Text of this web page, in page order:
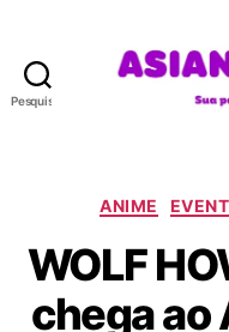
Pesquisar
ANIME
WOLF
chega ao